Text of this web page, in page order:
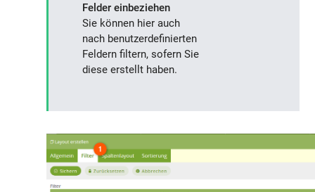
Felder einbeziehen
Sie können hier auch
nach benutzerdefinierten
Feldern filtern, sofern Sie
diese erstellt haben.